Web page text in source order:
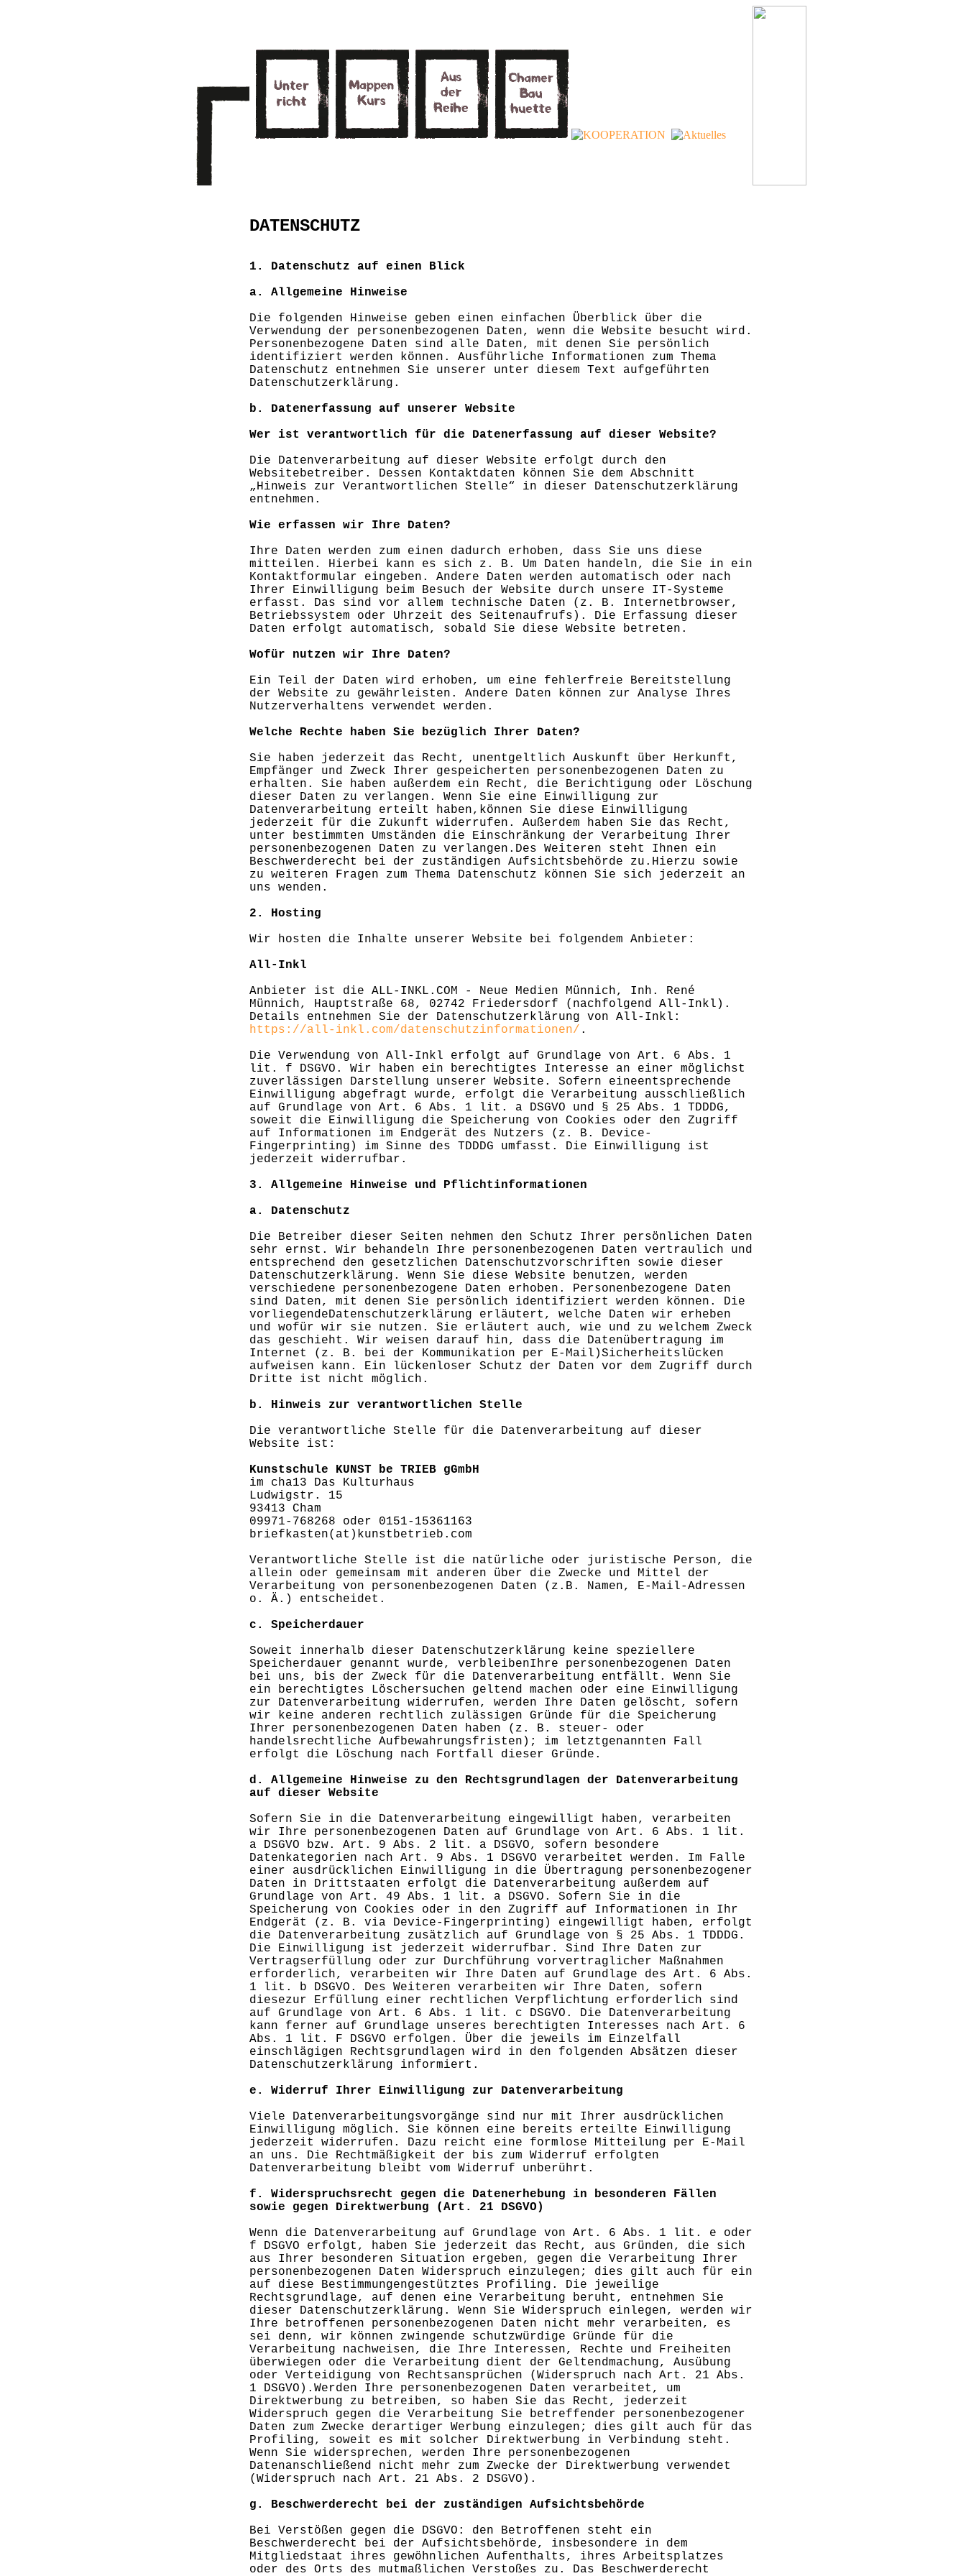
DATENSCHUTZ
1. Datenschutz auf einen Blick
a. Allgemeine Hinweise
Die folgenden Hinweise geben einen einfachen Überblick über die
Verwendung der personenbezogenen Daten, wenn die Website besucht wird.
Personenbezogene Daten sind alle Daten, mit denen Sie persönlich
identifiziert werden können. Ausführliche Informationen zum Thema
Datenschutz entnehmen Sie unserer unter diesem Text aufgeführten
Datenschutzerklärung.
b. Datenerfassung auf unserer Website
Wer ist verantwortlich für die Datenerfassung auf dieser Website?
Die Datenverarbeitung auf dieser Website erfolgt durch den
Websitebetreiber. Dessen Kontaktdaten können Sie dem Abschnitt
„Hinweis zur Verantwortlichen Stelle“ in dieser Datenschutzerklärung
entnehmen.
Wie erfassen wir Ihre Daten?
Ihre Daten werden zum einen dadurch erhoben, dass Sie uns diese
mitteilen. Hierbei kann es sich z. B. Um Daten handeln, die Sie in ein
Kontaktformular eingeben. Andere Daten werden automatisch oder nach
Ihrer Einwilligung beim Besuch der Website durch unsere IT-Systeme
erfasst. Das sind vor allem technische Daten (z. B. Internetbrowser,
Betriebssystem oder Uhrzeit des Seitenaufrufs). Die Erfassung dieser
Daten erfolgt automatisch, sobald Sie diese Website betreten.
Wofür nutzen wir Ihre Daten?
Ein Teil der Daten wird erhoben, um eine fehlerfreie Bereitstellung
der Website zu gewährleisten. Andere Daten können zur Analyse Ihres
Nutzerverhaltens verwendet werden.
Welche Rechte haben Sie bezüglich Ihrer Daten?
Sie haben jederzeit das Recht, unentgeltlich Auskunft über Herkunft,
Empfänger und Zweck Ihrer gespeicherten personenbezogenen Daten zu
erhalten. Sie haben außerdem ein Recht, die Berichtigung oder Löschung
dieser Daten zu verlangen. Wenn Sie eine Einwilligung zur
Datenverarbeitung erteilt haben,können Sie diese Einwilligung
jederzeit für die Zukunft widerrufen. Außerdem haben Sie das Recht,
unter bestimmten Umständen die Einschränkung der Verarbeitung Ihrer
personenbezogenen Daten zu verlangen.Des Weiteren steht Ihnen ein
Beschwerderecht bei der zuständigen Aufsichtsbehörde zu.Hierzu sowie
zu weiteren Fragen zum Thema Datenschutz können Sie sich jederzeit an
uns wenden.
2. Hosting
Wir hosten die Inhalte unserer Website bei folgendem Anbieter:
All-Inkl
Anbieter ist die ALL-INKL.COM - Neue Medien Münnich, Inh. René
Münnich, Hauptstraße 68, 02742 Friedersdorf (nachfolgend All-Inkl).
Details entnehmen Sie der Datenschutzerklärung von All-Inkl:
https://all-inkl.com/datenschutzinformationen/ .
Die Verwendung von All-Inkl erfolgt auf Grundlage von Art. 6 Abs. 1
lit. f DSGVO. Wir haben ein berechtigtes Interesse an einer möglichst
zuverlässigen Darstellung unserer Website. Sofern eineentsprechende
Einwilligung abgefragt wurde, erfolgt die Verarbeitung ausschließlich
auf Grundlage von Art. 6 Abs. 1 lit. a DSGVO und § 25 Abs. 1 TDDDG,
soweit die Einwilligung die Speicherung von Cookies oder den Zugriff
auf Informationen im Endgerät des Nutzers (z. B. Device-
Fingerprinting) im Sinne des TDDDG umfasst. Die Einwilligung ist
jederzeit widerrufbar.
3. Allgemeine Hinweise und Pflichtinformationen
a. Datenschutz
Die Betreiber dieser Seiten nehmen den Schutz Ihrer persönlichen Daten
sehr ernst. Wir behandeln Ihre personenbezogenen Daten vertraulich und
entsprechend den gesetzlichen Datenschutzvorschriften sowie dieser
Datenschutzerklärung. Wenn Sie diese Website benutzen, werden
verschiedene personenbezogene Daten erhoben. Personenbezogene Daten
sind Daten, mit denen Sie persönlich identifiziert werden können. Die
vorliegendeDatenschutzerklärung erläutert, welche Daten wir erheben
und wofür wir sie nutzen. Sie erläutert auch, wie und zu welchem Zweck
das geschieht. Wir weisen darauf hin, dass die Datenübertragung im
Internet (z. B. bei der Kommunikation per E-Mail)Sicherheitslücken
aufweisen kann. Ein lückenloser Schutz der Daten vor dem Zugriff durch
Dritte ist nicht möglich.
b. Hinweis zur verantwortlichen Stelle
Die verantwortliche Stelle für die Datenverarbeitung auf dieser
Website ist:
Kunstschule KUNST be TRIEB gGmbH
im cha13 Das Kulturhaus
Ludwigstr. 15
93413 Cham
09971-768268 oder 0151-15361163
briefkasten(at)kunstbetrieb.com
Verantwortliche Stelle ist die natürliche oder juristische Person, die
allein oder gemeinsam mit anderen über die Zwecke und Mittel der
Verarbeitung von personenbezogenen Daten (z.B. Namen, E-Mail-Adressen
o. Ä.) entscheidet.
c. Speicherdauer
Soweit innerhalb dieser Datenschutzerklärung keine speziellere
Speicherdauer genannt wurde, verbleibenIhre personenbezogenen Daten
bei uns, bis der Zweck für die Datenverarbeitung entfällt. Wenn Sie
ein berechtigtes Löschersuchen geltend machen oder eine Einwilligung
zur Datenverarbeitung widerrufen, werden Ihre Daten gelöscht, sofern
wir keine anderen rechtlich zulässigen Gründe für die Speicherung
Ihrer personenbezogenen Daten haben (z. B. steuer- oder
handelsrechtliche Aufbewahrungsfristen); im letztgenannten Fall
erfolgt die Löschung nach Fortfall dieser Gründe.
d. Allgemeine Hinweise zu den Rechtsgrundlagen der Datenverarbeitung
auf dieser Website
Sofern Sie in die Datenverarbeitung eingewilligt haben, verarbeiten
wir Ihre personenbezogenen Daten auf Grundlage von Art. 6 Abs. 1 lit.
a DSGVO bzw. Art. 9 Abs. 2 lit. a DSGVO, sofern besondere
Datenkategorien nach Art. 9 Abs. 1 DSGVO verarbeitet werden. Im Falle
einer ausdrücklichen Einwilligung in die Übertragung personenbezogener
Daten in Drittstaaten erfolgt die Datenverarbeitung außerdem auf
Grundlage von Art. 49 Abs. 1 lit. a DSGVO. Sofern Sie in die
Speicherung von Cookies oder in den Zugriff auf Informationen in Ihr
Endgerät (z. B. via Device-Fingerprinting) eingewilligt haben, erfolgt
die Datenverarbeitung zusätzlich auf Grundlage von § 25 Abs. 1 TDDDG.
Die Einwilligung ist jederzeit widerrufbar. Sind Ihre Daten zur
Vertragserfüllung oder zur Durchführung vorvertraglicher Maßnahmen
erforderlich, verarbeiten wir Ihre Daten auf Grundlage des Art. 6 Abs.
1 lit. b DSGVO. Des Weiteren verarbeiten wir Ihre Daten, sofern
diesezur Erfüllung einer rechtlichen Verpflichtung erforderlich sind
auf Grundlage von Art. 6 Abs. 1 lit. c DSGVO. Die Datenverarbeitung
kann ferner auf Grundlage unseres berechtigten Interesses nach Art. 6
Abs. 1 lit. F DSGVO erfolgen. Über die jeweils im Einzelfall
einschlägigen Rechtsgrundlagen wird in den folgenden Absätzen dieser
Datenschutzerklärung informiert.
e. Widerruf Ihrer Einwilligung zur Datenverarbeitung
Viele Datenverarbeitungsvorgänge sind nur mit Ihrer ausdrücklichen
Einwilligung möglich. Sie können eine bereits erteilte Einwilligung
jederzeit widerrufen. Dazu reicht eine formlose Mitteilung per E-Mail
an uns. Die Rechtmäßigkeit der bis zum Widerruf erfolgten
Datenverarbeitung bleibt vom Widerruf unberührt.
f. Widerspruchsrecht gegen die Datenerhebung in besonderen Fällen
sowie gegen Direktwerbung (Art. 21 DSGVO)
Wenn die Datenverarbeitung auf Grundlage von Art. 6 Abs. 1 lit. e oder
f DSGVO erfolgt, haben Sie jederzeit das Recht, aus Gründen, die sich
aus Ihrer besonderen Situation ergeben, gegen die Verarbeitung Ihrer
personenbezogenen Daten Widerspruch einzulegen; dies gilt auch für ein
auf diese Bestimmungengestütztes Profiling. Die jeweilige
Rechtsgrundlage, auf denen eine Verarbeitung beruht, entnehmen Sie
dieser Datenschutzerklärung. Wenn Sie Widerspruch einlegen, werden wir
Ihre betroffenen personenbezogenen Daten nicht mehr verarbeiten, es
sei denn, wir können zwingende schutzwürdige Gründe für die
Verarbeitung nachweisen, die Ihre Interessen, Rechte und Freiheiten
überwiegen oder die Verarbeitung dient der Geltendmachung, Ausübung
oder Verteidigung von Rechtsansprüchen (Widerspruch nach Art. 21 Abs.
1 DSGVO).Werden Ihre personenbezogenen Daten verarbeitet, um
Direktwerbung zu betreiben, so haben Sie das Recht, jederzeit
Widerspruch gegen die Verarbeitung Sie betreffender personenbezogener
Daten zum Zwecke derartiger Werbung einzulegen; dies gilt auch für das
Profiling, soweit es mit solcher Direktwerbung in Verbindung steht.
Wenn Sie widersprechen, werden Ihre personenbezogenen
Datenanschließend nicht mehr zum Zwecke der Direktwerbung verwendet
(Widerspruch nach Art. 21 Abs. 2 DSGVO).
g. Beschwerderecht bei der zuständigen Aufsichtsbehörde
Bei Verstößen gegen die DSGVO: den Betroffenen steht ein
Beschwerderecht bei der Aufsichtsbehörde, insbesondere in dem
Mitgliedstaat ihres gewöhnlichen Aufenthalts, ihres Arbeitsplatzes
oder des Orts des mutmaßlichen Verstoßes zu. Das Beschwerderecht